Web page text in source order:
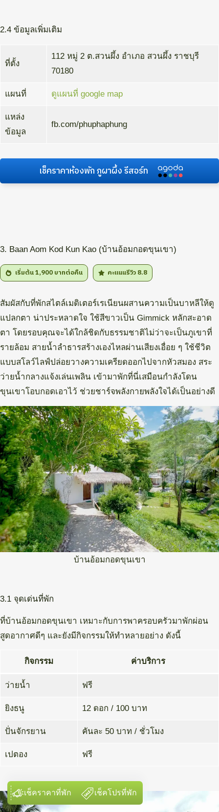
2.4 ข้อมูลเพิ่มเติม
ที่ตั้ง
112 หมู่ 2 ต.สวนผึ้ง อำเภอ สวนผึ้ง ราชบุรี
70180
แผนที่ ดูแผนที่ google map
แหล่ง
ข้อมูล
fb.com/phuphaphung
เช็คราคาห้องพัก ภูผาผึ้ง รีสอร์ท
3. Baan Aom Kod Kun Kao (บ้านอ้อมกอดขุนเขา)
เริ่มต้น 1,900บาทต่อคืน คะแนนรีวิว 8.8
สัมผัสกับที่พักสไตล์เมดิเตอร์เรเนียนผสานความเป็นบาหลีให้ดู
แปลกตา น่าประหลาดใจ ใช้สีขาวเป็น Gimmick หลักสะอาด
ตา โดยรอบคุณจะได้ใกล้ชิดกับธรรมชาติไม่ว่าจะเป็นภูเขาที่
รายล้อม สายน้ำลำธารสร้างเองไหลผ่านเสียงเอื่อย ๆ ใช้ชีวิต
แบบสโลว์ไลฟ์ปล่อยวางความเครียดออกไปจากหัวสมอง สระ
ว่ายน้ำกลางแจ้งเล่นเพลิน เข้ามาพักที่นี่เสมือนกำลังโดน
ขุนเขาโอบกอดเอาไว้ ช่วยชาร์จพลังกายพลังใจได้เป็นอย่างดี
บ้านอ้อมกอดขุนเขา
3.1 จุดเด่นที่พัก
ที่บ้านอ้อมกอดขุนเขา เหมาะกับการพาครอบครัวมาพักผ่อน
สูดอากาศดีๆ และยังมีกิจกรรมให้ทำหลายอย่าง ดังนี้
กิจกรรม ค่าบริการ
ว่ายน้ำ ฟรี
ยิงธนู 12 ดอก / 100 บาท
ปั่นจักรยาน คันละ 50 บาท / ชั่วโมง
เปตอง ฟรี
เช็คราคาที่พัก เช็คโปรที่พัก